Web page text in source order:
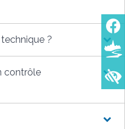
?
contrôle